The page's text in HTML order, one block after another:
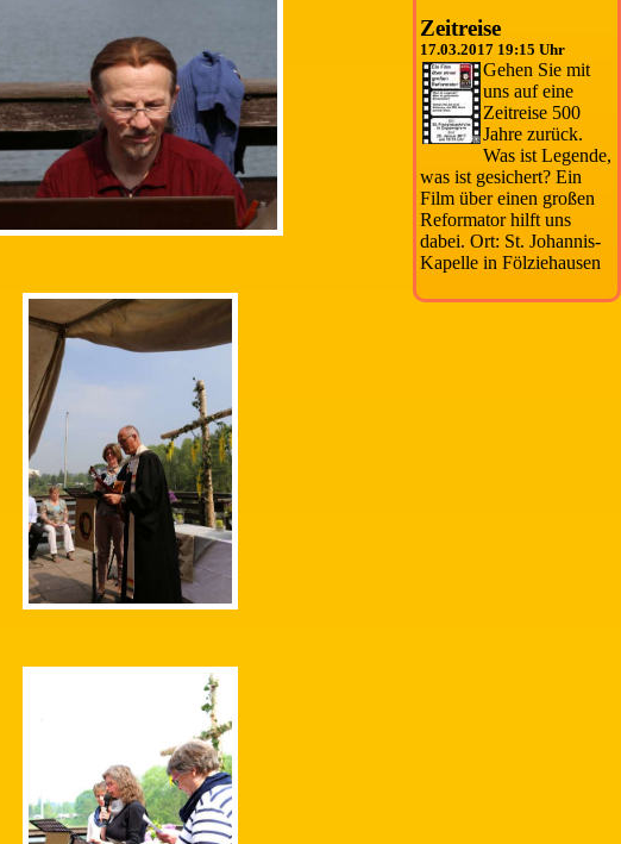
Zeitreise
17.03.2017 19:15 Uhr
Gehen Sie mit
uns auf eine
Zeitreise 500
Jahre zurück.
Was ist Legende,
was ist gesichert? Ein
Film über einen großen
Reformator hilft uns
dabei. Ort: St. Johannis-
Kapelle in Fölziehausen